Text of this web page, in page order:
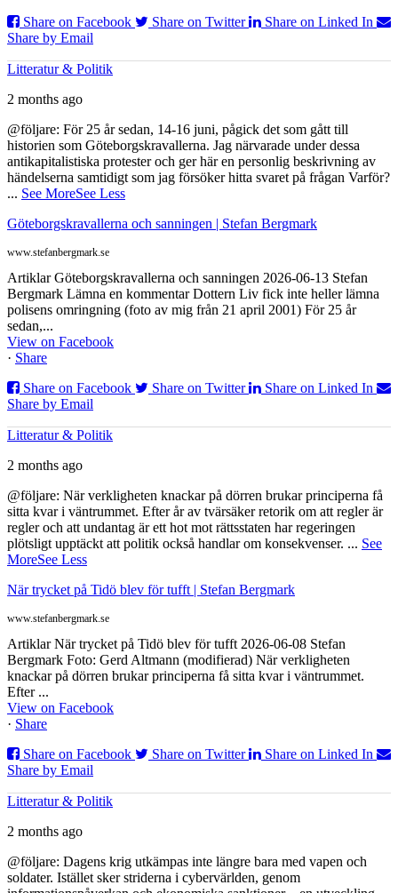
Share on Facebook
Share on Twitter
Share on Linked In
Share by Email
Litteratur & Politik
2 months ago
@följare: För 25 år sedan, 14-16 juni, pågick det som gått till
historien som Göteborgskravallerna. Jag närvarade under dessa
antikapitalistiska protester och ger här en personlig beskrivning av
händelserna samtidigt som jag försöker hitta svaret på frågan Varför?
... See MoreSee Less
Göteborgskravallerna och sanningen | Stefan Bergmark
www.stefanbergmark.se
Artiklar Göteborgskravallerna och sanningen 2026-06-13 Stefan
Bergmark Lämna en kommentar Dottern Liv fick inte heller lämna
polisens omringning (foto av mig från 21 april 2001) För 25 år
sedan,...
View on Facebook
· Share
Share on Facebook
Share on Twitter
Share on Linked In
Share by Email
Litteratur & Politik
2 months ago
@följare: När verkligheten knackar på dörren brukar principerna få
sitta kvar i väntrummet. Efter år av tvärsäker retorik om att regler är
regler och att undantag är ett hot mot rättsstaten har regeringen
plötsligt upptäckt att politik också handlar om konsekvenser. ... See
MoreSee Less
När trycket på Tidö blev för tufft | Stefan Bergmark
www.stefanbergmark.se
Artiklar När trycket på Tidö blev för tufft 2026-06-08 Stefan
Bergmark Foto: Gerd Altmann (modifierad) När verkligheten
knackar på dörren brukar principerna få sitta kvar i väntrummet.
Efter ...
View on Facebook
· Share
Share on Facebook
Share on Twitter
Share on Linked In
Share by Email
Litteratur & Politik
2 months ago
@följare: Dagens krig utkämpas inte längre bara med vapen och
soldater. Istället sker striderna i cybervärlden, genom